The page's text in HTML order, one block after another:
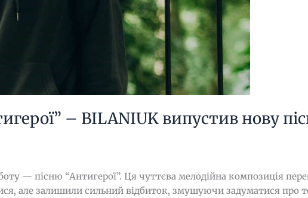
– BILANIUK випустив нову
— пісню “Антигерої”. Ця чуттєва мелодійна композиція
але залишили сильний відбиток, змушуючи задуматися про